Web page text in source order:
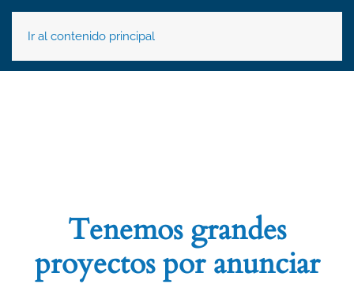
Ir al contenido principal
Tenemos grandes
proyectos por anunciar